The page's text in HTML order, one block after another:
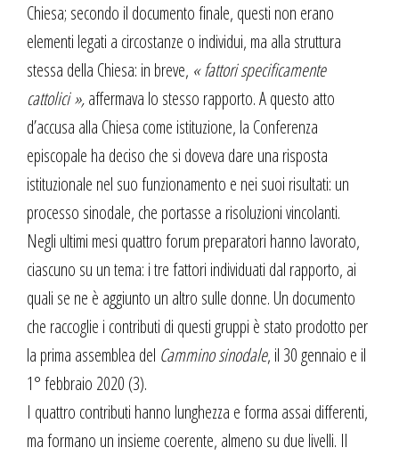
Chiesa; secondo il documento finale, questi non erano
elementi legati a circostanze o individui, ma alla struttura
stessa della Chiesa: in breve, « fattori specificamente
cattolici »,affermava lo stesso rapporto. A questo atto
d’accusa alla Chiesa come istituzione, la Conferenza
episcopale ha deciso che si doveva dare una risposta
istituzionale nel suo funzionamento e nei suoi risultati: un
processo sinodale, che portasse a risoluzioni vincolanti.
Negli ultimi mesi quattro forum preparatori hanno lavorato,
ciascuno su un tema: i tre fattori individuati dal rapporto, ai
quali se ne è aggiunto un altro sulle donne. Un documento
che raccoglie i contributi di questi gruppi è stato prodotto per
la prima assemblea del Cammino sinodale, il 30 gennaio e il
1° febbraio 2020 (3).
I quattro contributi hanno lunghezza e forma assai differenti,
ma formano un insieme coerente, almeno su due livelli. Il